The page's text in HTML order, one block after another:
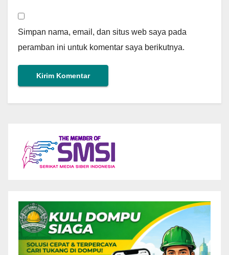
Simpan nama, email, dan situs web saya pada
peramban ini untuk komentar saya berikutnya.